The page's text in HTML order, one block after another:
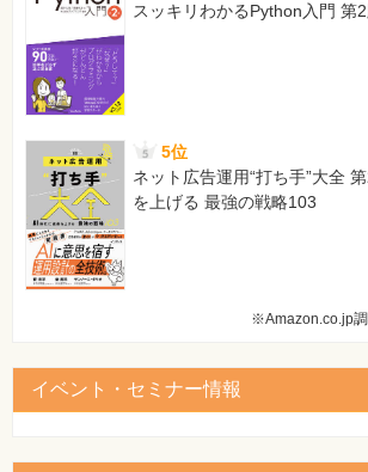
スッキリわかるPython入門 第
5位
ネット広告運用“打ち手”大全
を上げる 最強の戦略103
※Amazon.co.jp
イベント・セミナー情報